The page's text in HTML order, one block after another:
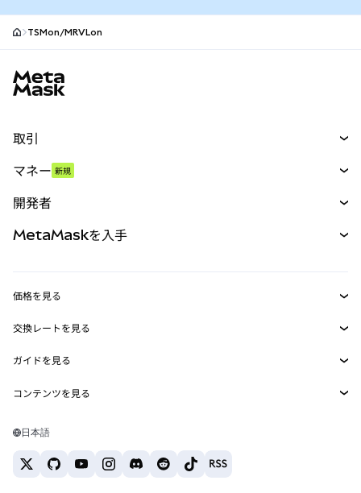
TSMon/MRVLon
取引
パーペチュアル
RWA
マネー 新規
開発者
MetaMask Connect
Snaps
Web3サービス
MetaMaskを入手
セキュリティ
サポート
キャリア
お問い合わせ
価格を見る
イーサリアムの価格
Solanaの価格
Tetherの価格
交換レートを見る
ETH→USD
USDT→INR
BTC→INR
ETH→USDT
ガイドを見る
ETHの購入
USDTの購入
コンテンツを見る
Solanaウォレット
日本語